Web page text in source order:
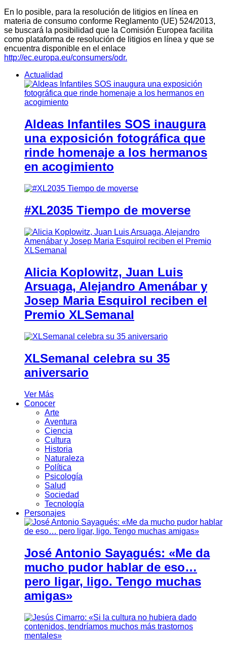
En lo posible, para la resolución de litigios en línea en
materia de consumo conforme Reglamento (UE) 524/2013,
se buscará la posibilidad que la Comisión Europea facilita
como plataforma de resolución de litigios en línea y que se
encuentra disponible en el enlace
http://ec.europa.eu/consumers/odr.
Actualidad
Aldeas Infantiles SOS inaugura
una exposición fotográfica que
rinde homenaje a los hermanos
en acogimiento
#XL2035 Tiempo de moverse
Alicia Koplowitz, Juan Luis
Arsuaga, Alejandro Amenábar y
Josep Maria Esquirol reciben el
Premio XLSemanal
XLSemanal celebra su 35
aniversario
Ver Más
Conocer
Arte
Aventura
Ciencia
Cultura
Historia
Naturaleza
Política
Psicología
Salud
Sociedad
Tecnología
Personajes
José Antonio Sayagués: «Me da
mucho pudor hablar de eso…
pero ligar, ligo. Tengo muchas
amigas»